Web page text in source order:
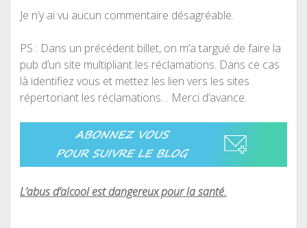
Je n’y ai vu aucun commentaire désagréable.
PS : Dans un précédent billet, on m’a targué de faire la
pub d’un site multipliant les réclamations. Dans ce cas
là identifiez vous et mettez les lien vers les sites
répertoriant les réclamations… Merci d’avance.
L’abus d’alcool est dangereux pour la santé.